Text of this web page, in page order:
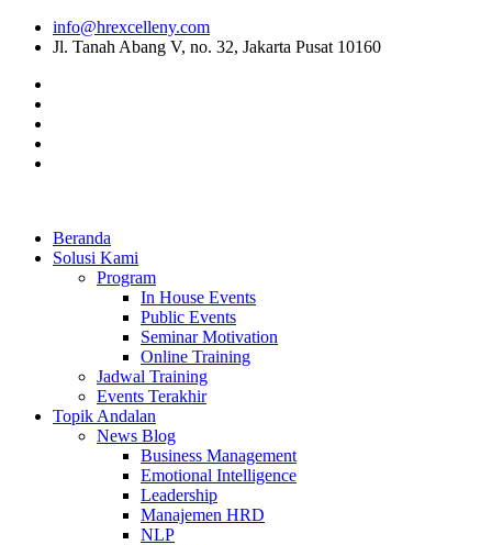
info@hrexcelleny.com
Jl. Tanah Abang V, no. 32, Jakarta Pusat 10160
Beranda
Solusi Kami
Program
In House Events
Public Events
Seminar Motivation
Online Training
Jadwal Training
Events Terakhir
Topik Andalan
News Blog
Business Management
Emotional Intelligence
Leadership
Manajemen HRD
NLP